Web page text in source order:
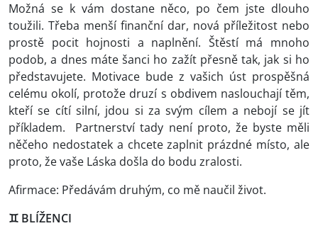
Možná se k vám dostane něco, po čem jste dlouho
toužili. Třeba menší finanční dar, nová příležitost nebo
prostě pocit hojnosti a naplnění. Štěstí má mnoho
podob, a dnes máte šanci ho zažít přesně tak, jak si ho
představujete. Motivace bude z vašich úst prospěšná
celému okolí, protože druzí s obdivem naslouchají těm,
kteří se cítí silní, jdou si za svým cílem a nebojí se jít
příkladem. Partnerství tady není proto, že byste měli
něčeho nedostatek a chcete zaplnit prázdné místo, ale
proto, že vaše Láska došla do bodu zralosti.
Afirmace: Předávám druhým, co mě naučil život.
♊ BLÍŽENCI